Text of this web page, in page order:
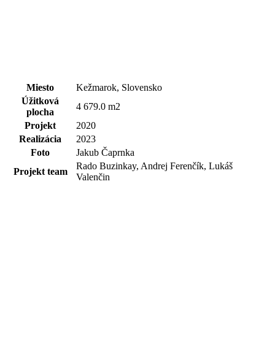
Miesto
Kežmarok, Slovensko
Úžitková
plocha
4 679.0 m2
Projekt
2020
Realizácia
2023
Foto
Jakub Čaprnka
Projekt team
Rado Buzinkay, Andrej Ferenčík, Lukáš
Valenčin